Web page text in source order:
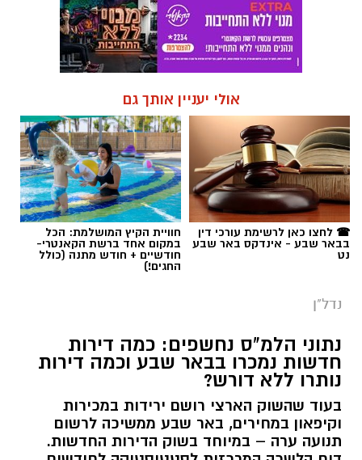
אולי יעניין אותך גם
☎ לחצו כאן לרשימת עורכי דין
בבאר שבע - אינדקס באר שבע
נט
חוויית הקיץ המושלמת: הכל
במקום אחד ברשת הקאנטרי-
חודשיים + חודש מתנה (כולל
החגים!)
נדל"ן
נתוני הלמ"ס נחשפים: כמה דירות
חדשות נמכרו בבאר שבע וכמה דירות
נותרו ללא דורש?
בעוד שהשוק הארצי רושם ירידות במכירות
וקיפאון במחירים, באר שבע ממשיכה לרשום
תנועה ערה – במיוחד בשוק הדירות החדשות.